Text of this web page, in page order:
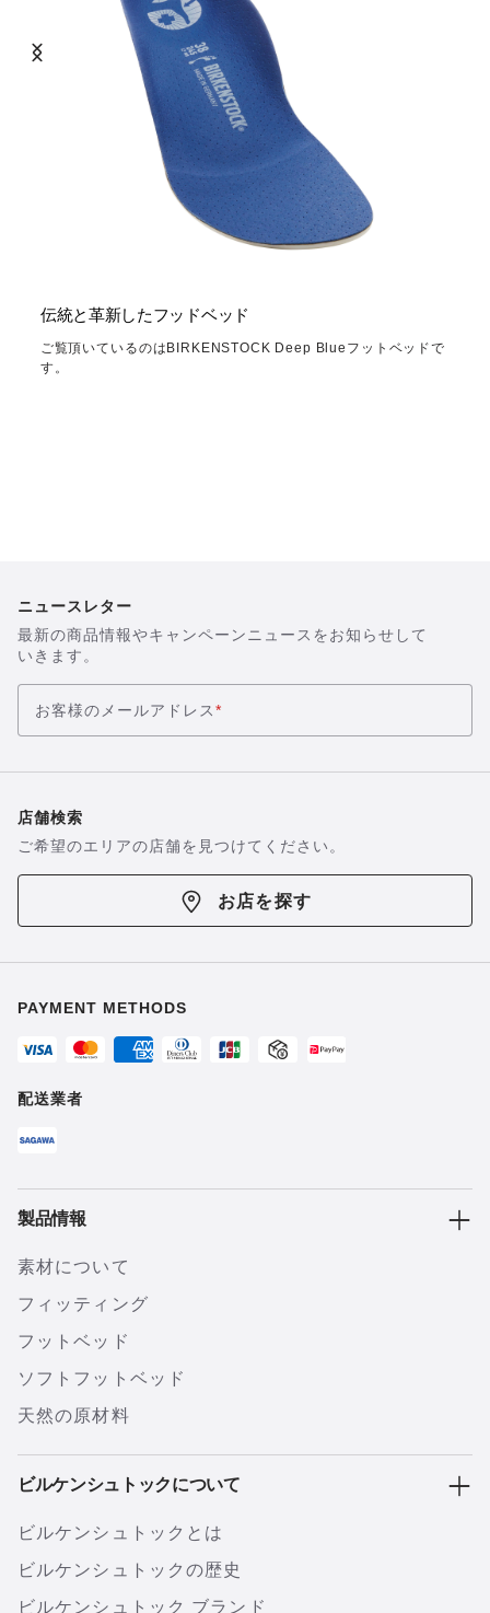
伝統と革新したフッドベッド
ご覧頂いているのはBIRKENSTOCK Deep Blueフットベッドで
す。
ニュースレター
最新の商品情報やキャンペーンニュースをお知らせして
いきます。
お客様のメールアドレス*
店舗検索
ご希望のエリアの店舗を見つけてください。
お店を探す
PAYMENT METHODS
配送業者
製品情報
素材について
フィッティング
フットベッド
ソフトフットベッド
天然の原材料
ビルケンシュトックについて
ビルケンシュトックとは
ビルケンシュトックの歴史
ビルケンシュトック ブランド